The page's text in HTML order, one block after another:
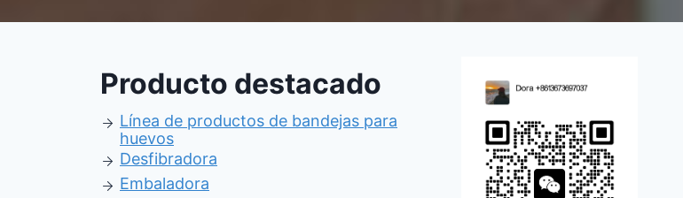
Producto destacado
Línea de productos de bandejas para
huevos
Desfibradora
Embaladora